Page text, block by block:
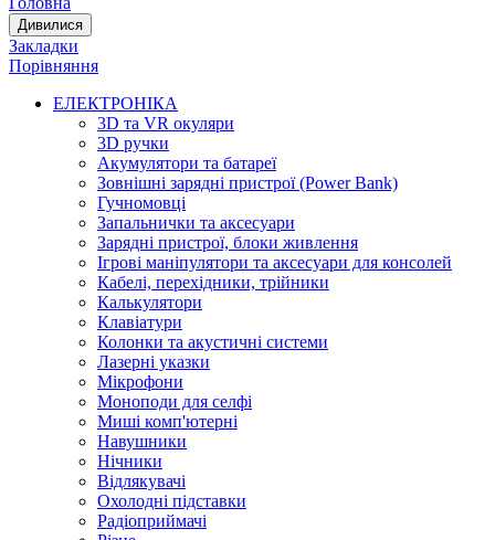
Дивилися
Закладки
Порівняння
ЕЛЕКТРОНІКА
3D та VR окуляри
3D ручки
Акумулятори та батареї
Зовнішні зарядні пристрої (Power Bank)
Гучномовці
Запальнички та аксесуари
Зарядні пристрої, блоки живлення
Ігрові маніпулятори та аксесуари для консолей
Кабелі, перехідники, трійники
Калькулятори
Клавіатури
Колонки та акустичні системи
Лазерні указки
Мікрофони
Моноподи для селфі
Миші комп'ютерні
Навушники
Нічники
Відлякувачі
Охолодні підставки
Радіоприймачі